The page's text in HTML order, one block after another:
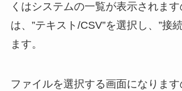
くはシステムの一覧が表示されます
は、”テキスト/CSV”を選択し、”接
ます。
ファイルを選択する画面になりま